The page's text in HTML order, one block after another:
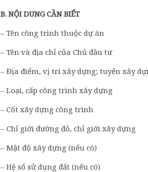
B. NỘI DUNG CẦN BIẾT
– Tên công trình thuộc dự án
– Tên và địa chỉ của Chủ đầu tư
– Địa điểm, vị trí xây dựng; tuyến xây
– Loại, cấp công trình xây dựng
– Cốt xây dựng công trình
– Chỉ giới đường đỏ, chỉ giới xây dựng
– Mật độ xây dựng (nếu có)
– Hệ số sử dụng đất (nếu có)